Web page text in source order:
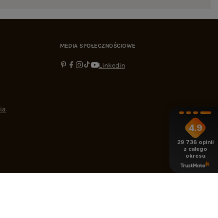
MEDIA SPOŁECZNOŚCIOWE
Linkedin
4.9
29 736 opinii
z całego
okresu